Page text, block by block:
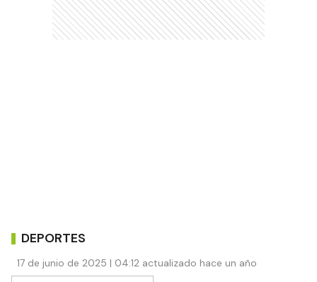
DEPORTES
17 de junio de 2025 | 04:12 actualizado hace un año